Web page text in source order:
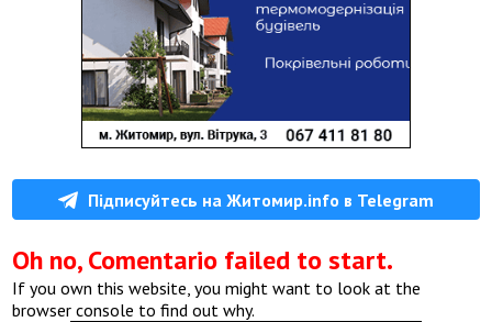
Підписуйтесь на Житомир.info в Telegram
Oh no, Comentario failed to start.
If you own this website, you might want to look at the
browser console to find out why.